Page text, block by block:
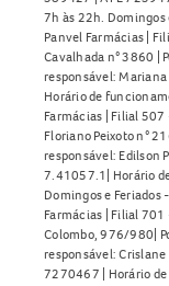
7h às 22h. Domingos
Panvel Farmácias |
Cavalhada n° 3860 |
responsável: Mariana
Horário de
Farmácias | Filial
Floriano Peixoto n°
responsável: Edilson
7.41057.1| Horário
Domingos e Feriados
Farmácias | Filial
Colombo, 976/980|
responsável:
7270467 | Horário de